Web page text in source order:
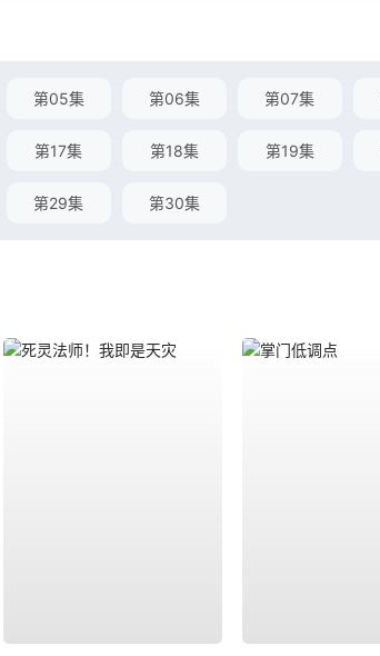
第05集 第06集 第07集
第17集 第18集 第19集
第29集 第30集